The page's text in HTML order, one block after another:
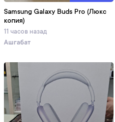
Samsung Galaxy Buds Pro (Люкс
копия)
11 часов назад
Ашгабат